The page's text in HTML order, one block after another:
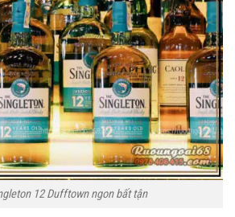
12 Dufftown ngon bất tận